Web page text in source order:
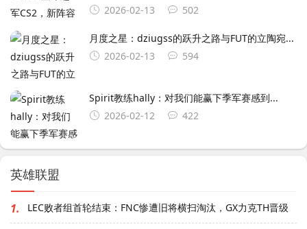
2026-02-13
502
月度之星：dziugss的跃升之路与FUT的立陶宛...
2026-02-13
594
Spirit教练hally：对我们能赢下季军赛感到...
2026-02-12
422
英雄联盟
1. LEC败者组首轮结束：FNC惨遭旧将横扫淘汰，GX力克TH晋级